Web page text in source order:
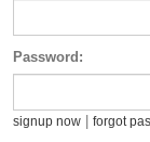
Password:
signup now forgot